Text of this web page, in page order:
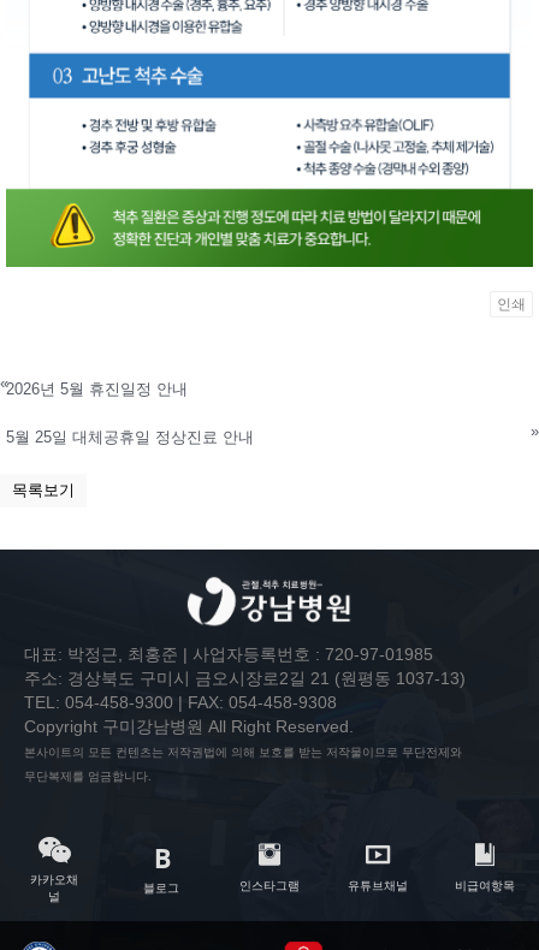
인쇄
«2026년 5월 휴진일정 안내
5월 25일 대체공휴일 정상진료 안내 »
목록보기
대표: 박정근, 최홍준 | 사업자등록번호 : 720-97-01985
주소: 경상북도 구미시 금오시장로2길 21 (원평동 1037-13)
TEL: 054-458-9300 | FAX: 054-458-9308
Copyright 구미강남병원 All Right Reserved.
본사이트의 모든 컨텐츠는 저작권법에 의해 보호를 받는 저작물이므로 무단전제와
무단복제를 엄금합니다.
카카오채
널
블로그 인스타그램 유튜브채널 비급여항목